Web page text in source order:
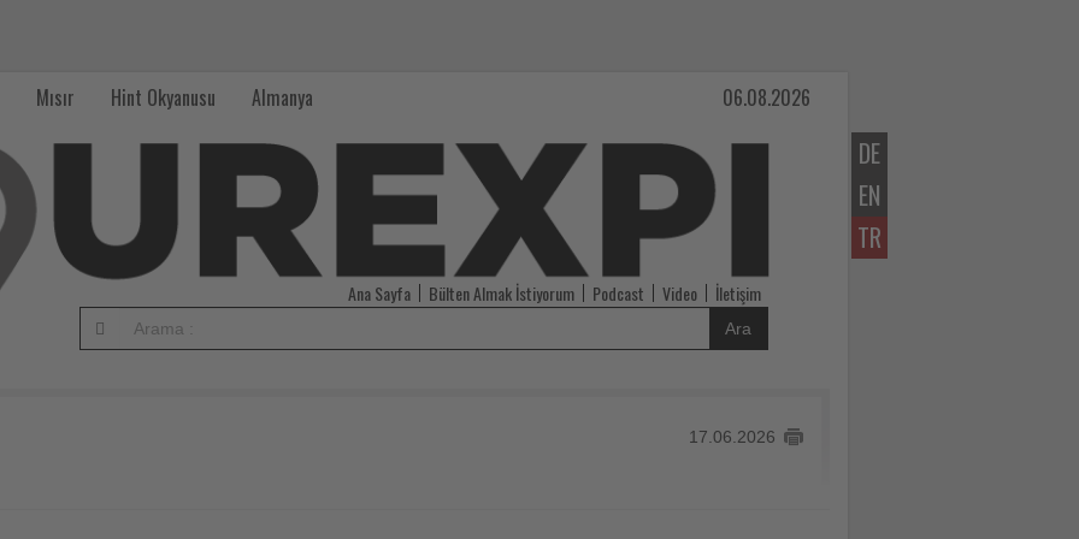
DE
EN
TR
Mısır Hint Okyanusu Almanya 06.08.2026
Ana Sayfa Bülten Almak İstiyorum Podcast Video İletişim
Ara
17.06.2026